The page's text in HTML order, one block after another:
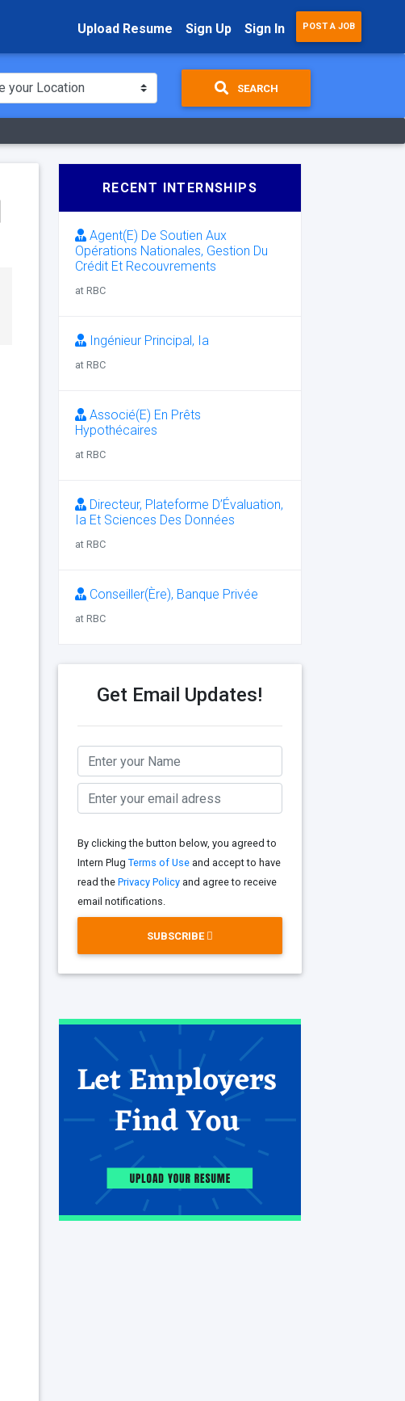
Upload Resume Sign Up Sign In POST A JOB
SEARCH
RECENT INTERNSHIPS
Agent(E) De Soutien Aux
Opérations Nationales, Gestion Du
Crédit Et Recouvrements
at RBC
Ingénieur Principal, Ia
at RBC
Associé(E) En Prêts
Hypothécaires
at RBC
Directeur, Plateforme D’Évaluation,
Ia Et Sciences Des Données
at RBC
Conseiller(Ère), Banque Privée
at RBC
Get Email Updates!
By clicking the button below, you agreed to
Intern Plug Terms of Useand accept to have
read the Privacy Policyand agree to receive
email notifications.
SUBSCRIBE